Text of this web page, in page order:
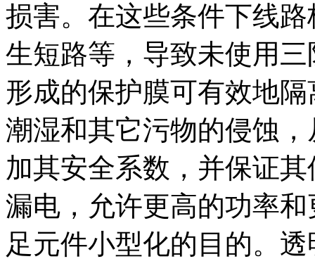
损害。在这些条件下线
生短路等，导致未使用
形成的保护膜可有效地
潮湿和其它污物的侵蚀
加其安全系数，并保证
漏电，允许更高的功率
足元件小型化的目的。